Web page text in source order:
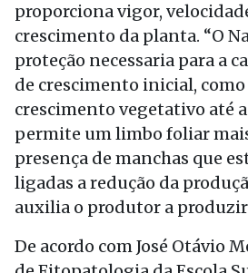
proporciona vigor,
crescimento da planta. “O
proteção necessaria para a
de crescimento inicial, como
crescimento vegetativo até a
permite um limbo foliar
presença de manchas que
ligadas a redução da
auxilia o produtor a produzir
De acordo com José Otávio